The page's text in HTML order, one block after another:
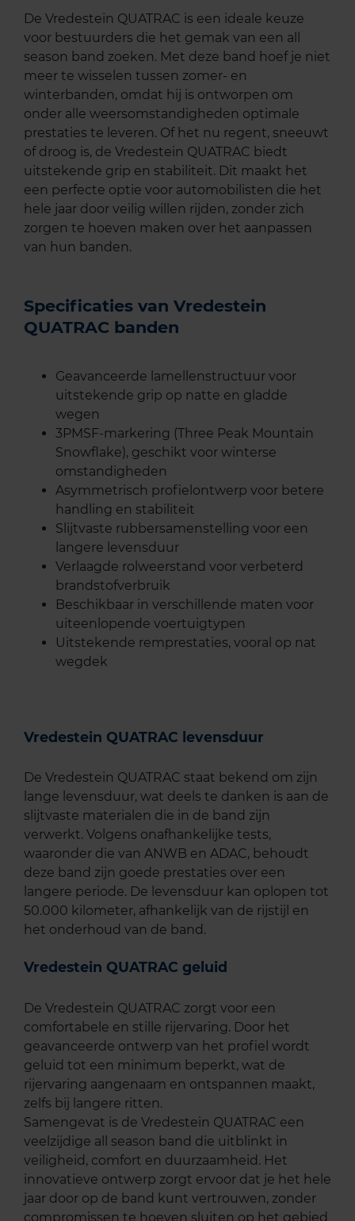
De Vredestein QUATRAC is een ideale keuze
voor bestuurders die het gemak van een all
season band zoeken. Met deze band hoef je niet
meer te wisselen tussen zomer- en
winterbanden, omdat hij is ontworpen om
onder alle weersomstandigheden optimale
prestaties te leveren. Of het nu regent, sneeuwt
of droog is, de Vredestein QUATRAC biedt
uitstekende grip en stabiliteit. Dit maakt het
een perfecte optie voor automobilisten die het
hele jaar door veilig willen rijden, zonder zich
zorgen te hoeven maken over het aanpassen
van hun banden.
Specificaties van Vredestein
QUATRAC banden
Geavanceerde lamellenstructuur voor
uitstekende grip op natte en gladde
wegen
3PMSF-markering (Three Peak Mountain
Snowflake), geschikt voor winterse
omstandigheden
Asymmetrisch profielontwerp voor betere
handling en stabiliteit
Slijtvaste rubbersamenstelling voor een
langere levensduur
Verlaagde rolweerstand voor verbeterd
brandstofverbruik
Beschikbaar in verschillende maten voor
uiteenlopende voertuigtypen
Uitstekende remprestaties, vooral op nat
wegdek
Vredestein QUATRAC levensduur
De Vredestein QUATRAC staat bekend om zijn
lange levensduur, wat deels te danken is aan de
slijtvaste materialen die in de band zijn
verwerkt. Volgens onafhankelijke tests,
waaronder die van ANWB en ADAC, behoudt
deze band zijn goede prestaties over een
langere periode. De levensduur kan oplopen tot
50.000 kilometer, afhankelijk van de rijstijl en
het onderhoud van de band.
Vredestein QUATRAC geluid
De Vredestein QUATRAC zorgt voor een
comfortabele en stille rijervaring. Door het
geavanceerde ontwerp van het profiel wordt
geluid tot een minimum beperkt, wat de
rijervaring aangenaam en ontspannen maakt,
zelfs bij langere ritten.
Samengevat is de Vredestein QUATRAC een
veelzijdige all season band die uitblinkt in
veiligheid, comfort en duurzaamheid. Het
innovatieve ontwerp zorgt ervoor dat je het hele
jaar door op de band kunt vertrouwen, zonder
compromissen te hoeven sluiten op het gebied